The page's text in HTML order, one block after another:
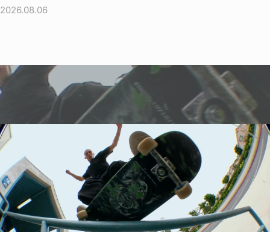
2026.08.06